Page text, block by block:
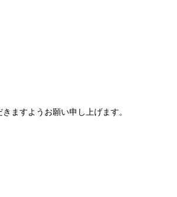
ますようお願い申し上げます。